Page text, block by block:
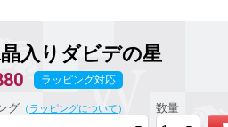
入りダビデの星
ラッピング対応
グ （ ラッピングについて ） 数量